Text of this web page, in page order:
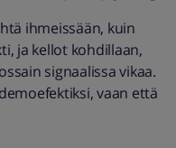
ihmeissään, kuin
ja kellot kohdillaan,
signaalissa vikaa.
vaan että